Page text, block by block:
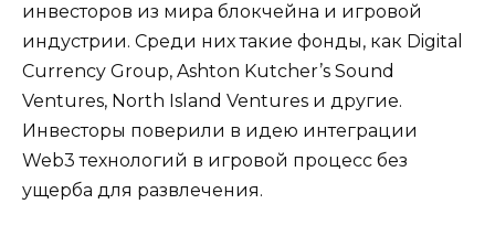
инвесторов из мира блокчейна и игровой
индустрии. Среди них такие фонды, как Digital
Currency Group, Ashton Kutcher’s Sound
Ventures, North Island Ventures и другие.
Инвесторы поверили в идею интеграции
Web3 технологий в игровой процесс без
ущерба для развлечения.